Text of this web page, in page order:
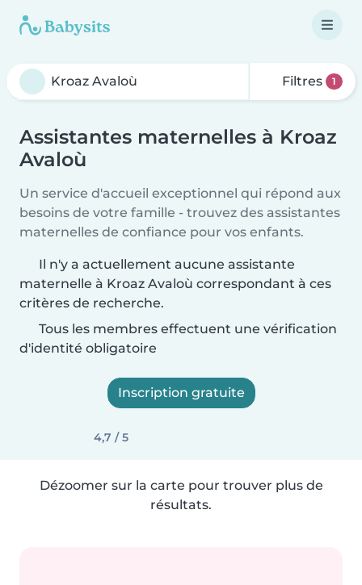
Filtres 1
Assistantes maternelles à Kroaz
Avaloù
Un service d'accueil exceptionnel qui répond aux
besoins de votre famille - trouvez des assistantes
maternelles de confiance pour vos enfants.
Il n'y a actuellement aucune assistante
maternelle à Kroaz Avaloù correspondant à ces
critères de recherche.
Tous les membres effectuent une vérification
d'identité obligatoire
Inscription gratuite
4,7 / 5
Dézoomer sur la carte pour trouver plus de
résultats.